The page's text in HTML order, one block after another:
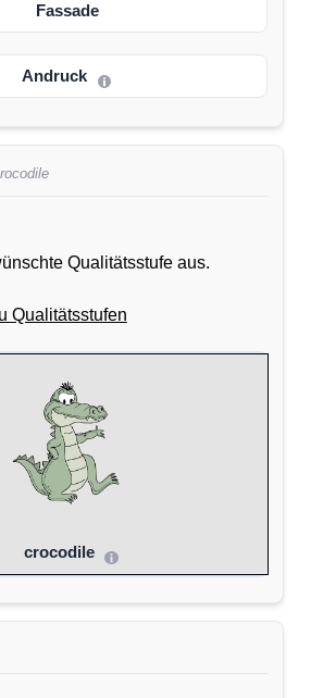
Fassade
Andruck
Qualitätsstufe aus.
Qualitätsstufen
crocodile